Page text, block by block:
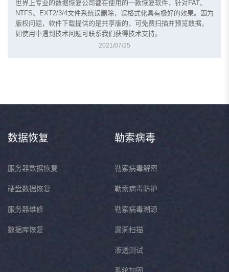
世界上专业的数据恢复公司都在使用的一款恢复软件，针对FAT、
NTFS、EXT2/3/4文件系统误删除，误格式化具有极好的效果。因为
版权问题，软件下载提供的是共享版的，可免费扫描并预览数据，
如使用中遇到技术问题可联系我们获得技术支持。
2021/07/25
数据恢复
服务器数据恢复
硬盘数据恢复
服务器维修
数据库恢复
勒索病毒
勒索病毒解密
勒索病毒防护
勒索病毒溯源
漏洞扫描
渗透测试